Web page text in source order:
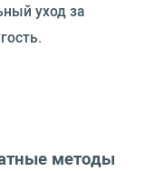
уход за
методы